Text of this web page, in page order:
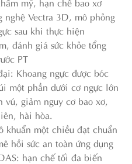
nghệ Vectra 3D, mô phỏng
sau khi thực hiện
đánh giá sức khỏe tổng
PT
Khoang ngực được bóc
một phần dưới cơ ngực lớn
vú, giảm nguy cơ bao xơ,
hài hòa.
khuẩn một chiều đạt chuẩn
hồi sức an toàn ứng dụng
hạn chế tối đa biến